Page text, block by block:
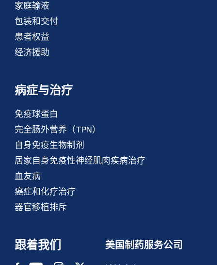
家庭输液
包装和交付
患者权益
经济援助
病症与治疗
免疫球蛋白
完全肠外营养（TPN）
自身免疫生物制剂
居家自身免疫性神经肌肉疾病治疗
血友病
癌症和化疗治疗
器官移植排斥
跟着我们 美国制药服务公司